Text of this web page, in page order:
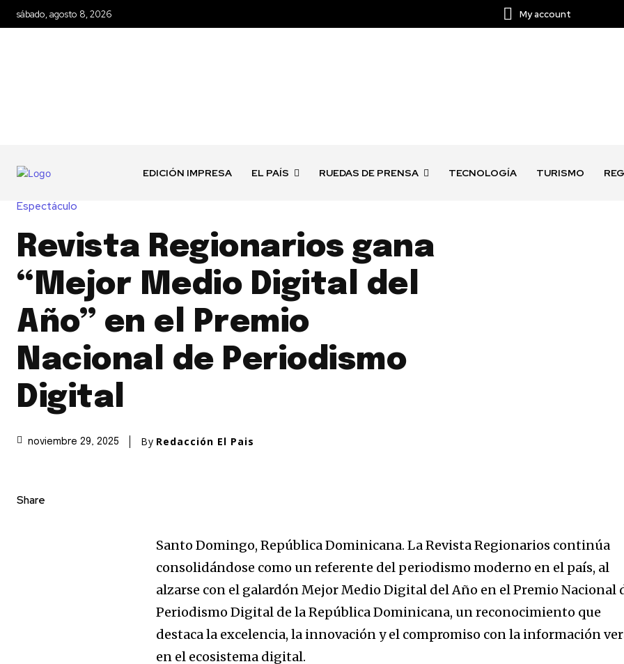
sábado, agosto 8, 2026 My account
EDICIÓN IMPRESA EL PAÍS RUEDAS DE PRENSA TECNOLOGÍA TURISMO
Espectáculo
Revista Regionarios gana
“Mejor Medio Digital del
Año” en el Premio
Nacional de Periodismo
Digital
noviembre 29, 2025 By Redacción El Pais
Share
Santo Domingo, República Dominicana. La Revista Regionarios continúa
consolidándose como un referente del periodismo moderno en el país, al
alzarse con el galardón Mejor Medio Digital del Año en el Premio Nacional
Periodismo Digital de la República Dominicana, un reconocimiento que
destaca la excelencia, la innovación y el compromiso con la información
en el ecosistema digital.